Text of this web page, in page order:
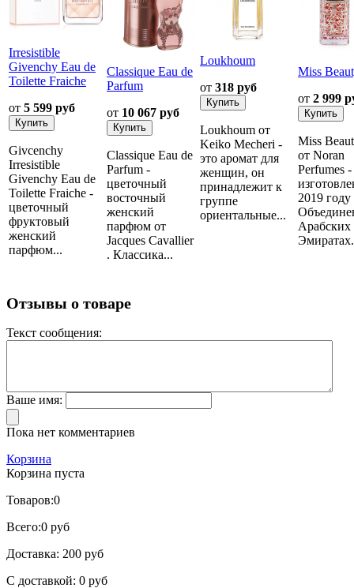
Irresistible
Givenchy Eau de
Toilette Fraiche
от 5 599 руб
Givcenchy
Irresistible
Givenchy Eau de
Toilette Fraiche -
цветочный
фруктовый
женский
парфюм...
Classique Eau de
Parfum
от 10 067 руб
Classique Eau de
Parfum -
цветочный
восточный
женский
парфюм от
Jacques Cavallier
. Классика...
Loukhoum
от 318 руб
Loukhoum от
Keiko Mecheri -
это аромат для
женщин, он
принадлежит к
группе
ориентальные...
Miss
от 2 999
Miss
от Noran
Perfumes -
2019 году
Арабских
Отзывы о товаре
Текст сообщения:
Ваше имя:
Пока нет комментариев
Корзина
Корзина пуста
Товаров:0
Всего:0 руб
Доставка: 200 руб
С доставкой: 0 руб